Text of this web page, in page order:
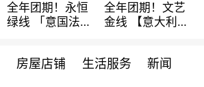
全年团期！永恒
绿线 「意国法
欧/天起 ~包拼房
全年团期！文艺
金线 【意大利一
每周铁发！
房屋店铺 生活服务 新闻